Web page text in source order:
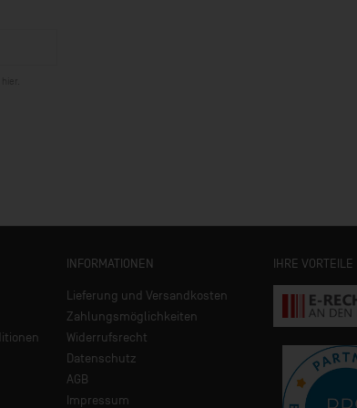
INFORMATIONEN
Lieferung und Versandkosten
Zahlungsmöglichkeiten
Widerrufsrecht
Datenschutz
AGB
Impressum
IHRE VORTEILE